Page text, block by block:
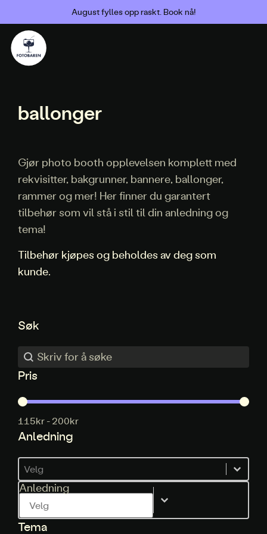
August fylles opp raskt. Book nå!
ballonger
Gjør photo booth opplevelsen komplett med
rekvisitter, bakgrunner, bannere, ballonger,
rammer og mer! Her finner du garantert
tilbehør som vil stå i stil til din anledning og
tema!
Tilbehør kjøpes og beholdes av deg som
kunde.
Søk
Søk
Søk
Pris
Pris
115kr - 200kr
Anledning
Anledning
Anledning
Anledning
Tema